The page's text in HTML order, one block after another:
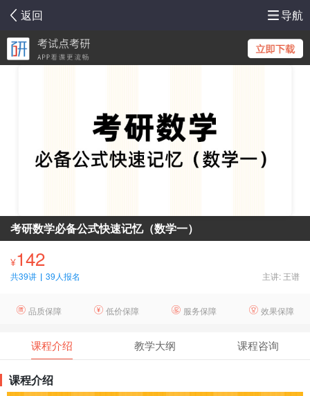
返回 导航
考研数学必备公式快速记忆（数学一）
¥142
39人报名
共39讲 | 主讲: 王谱
品质保障 低价保障 服务保障 效果保障
课程介绍 教学大纲 课程咨询
课程介绍